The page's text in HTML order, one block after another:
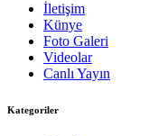
İletişim
Künye
Foto Galeri
Videolar
Canlı Yayın
Kategoriler